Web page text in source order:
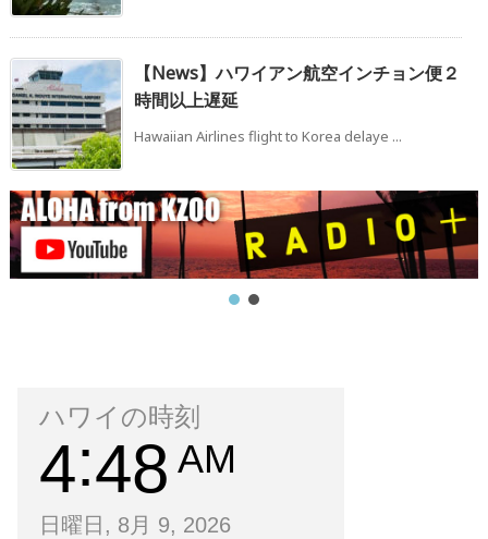
【News】ハワイアン航空インチョン便２
時間以上遅延
Hawaiian Airlines flight to Korea delaye ...
ハワイの時刻
4 48 AM
日曜日, 8月 9, 2026